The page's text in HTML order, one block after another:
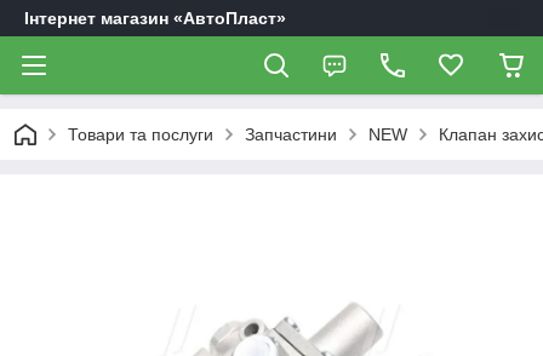
Інтернет магазин «АвтоПласт»
Товари та послуги Запчастини NEW Клапан